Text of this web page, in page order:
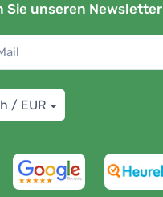
Sie unseren Newsletter
/ EUR